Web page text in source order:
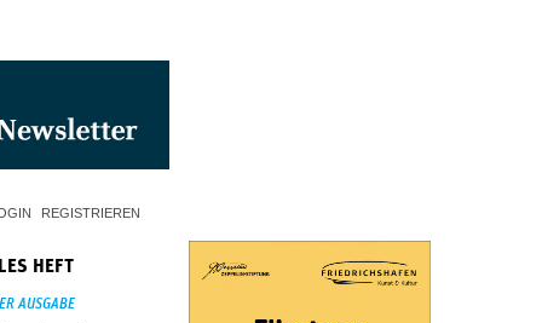
REGISTRIEREN
HEFT
AUSGABE